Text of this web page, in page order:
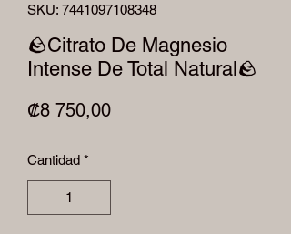
SKU: 7441097108348
🪨Citrato De Magnesio
Intense De Total Natural🪨
₡8 750,00Precio
Cantidad *